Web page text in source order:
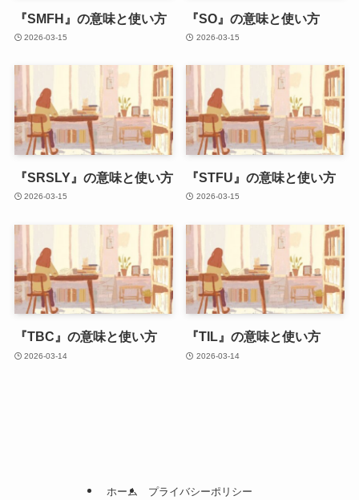
『SMFH』の意味と使い方
2026-03-15
『SO』の意味と使い方
2026-03-15
『SRSLY』の意味と使い方
2026-03-15
『STFU』の意味と使い方
2026-03-15
『TBC』の意味と使い方
2026-03-14
『TIL』の意味と使い方
2026-03-14
ホーム プライバシーポリシー